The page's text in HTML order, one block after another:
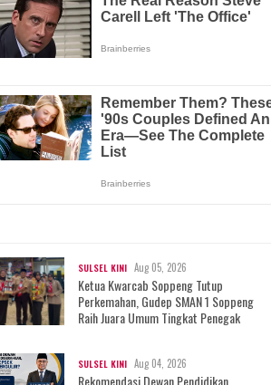
SULSEL KINI Aug 05, 2026
Ketua Kwarcab Soppeng Tutup
Perkemahan, Gudep SMAN 1 Soppeng
Raih Juara Umum Tingkat Penegak
SULSEL KINI Aug 04, 2026
Rekomendasi Dewan Pendidikan